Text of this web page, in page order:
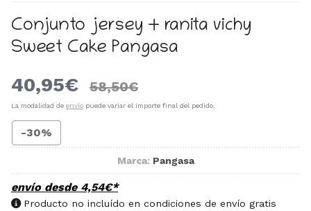
Conjunto jersey + ranita vichy
Sweet Cake Pangasa
40,95€ 58,50€
La modalidad de envío puede variar el importe final del pedido.
-30%
Marca: Pangasa
envío desde 4,54€*
Producto no incluído en condiciones de envío gratis